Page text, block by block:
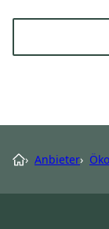
› Anbieter›